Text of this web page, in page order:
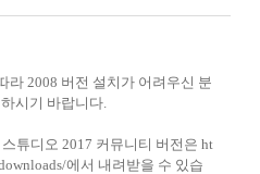
라 2008 버전 설치가 어려우신 분
시기 바랍니다.
튜디오 2017 커뮤니티 버전은 ht
에서 내려받을 수 있습